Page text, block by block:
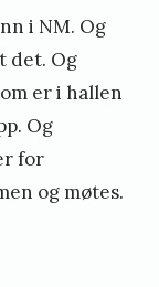
i NM. Og
det. Og
er i hallen
Og
for
og møtes.